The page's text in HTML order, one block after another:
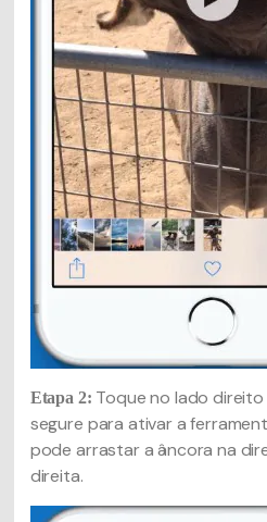
Etapa 2: Toque no lado
segure para ativar a
pode arrastar a âncora na
direita.